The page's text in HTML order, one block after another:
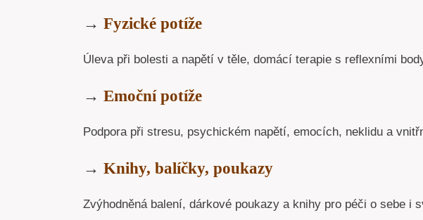
→ Fyzické potíže
Úleva při bolesti a napětí v těle, domácí terapie s reflexními
→ Emoční potíže
Podpora při stresu, psychickém napětí, emocích, neklidu a
→ Knihy, balíčky, poukazy
Zvýhodněná balení, dárkové poukazy a knihy pro péči o sebe i